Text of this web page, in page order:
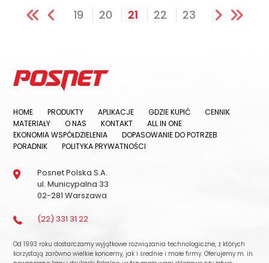
19 20 21 22 23
HOME PRODUKTY APLIKACJE GDZIE KUPIĆ
CENNIK
MATERIAŁY
O NAS KONTAKT
ALL IN ONE
EKONOMIA WSPÓŁDZIELENIA
DOPASOWANIE DO POTRZEB
PORADNIK
POLITYKA PRYWATNOŚCI
Posnet Polska S.A.
ul. Municypalna 33
02-281 Warszawa
(22) 331 31 22
Od 1993 roku dostarczamy wyjątkowe rozwiązania technologiczne, z których
korzystają zarówno wielkie koncerny, jak i średnie i małe firmy. Oferujemy m. in.